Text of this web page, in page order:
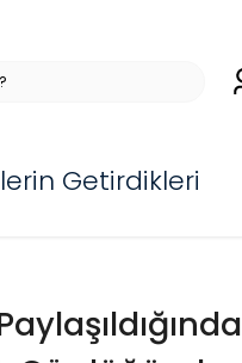
Getirdikleri